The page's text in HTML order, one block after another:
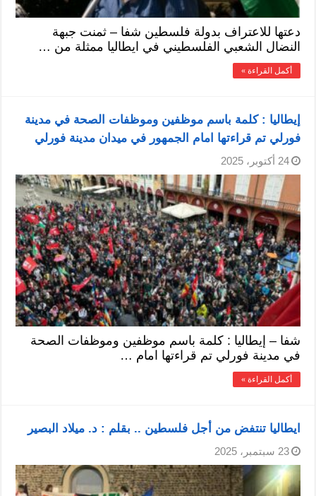
دعتها للاعتراف بدولة فلسطين شفا – ثمنت جبهة
النضال الشعبي الفلسطيني في ايطاليا ممثلة من …
أكمل القراءة »
إيطاليا : كلمة باسم موظفين وموظفات الصحة في مدينة
فورلي تم قراءتها امام الجمهور في ميدان مدينة فورلي
24 أكتوبر، 2025
شفا – إيطاليا : كلمة باسم موظفين وموظفات الصحة
في مدينة فورلي تم قراءتها امام …
أكمل القراءة »
ايطاليا تنتفض من أجل فلسطين .. بقلم : د. ميلاد البصير
23 سبتمبر، 2025